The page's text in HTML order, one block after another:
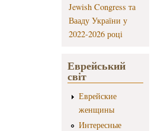
Jewish Congress та
Вааду України у
2022-2026 році
Еврейський
світ
Еврейские
женщины
Интересные